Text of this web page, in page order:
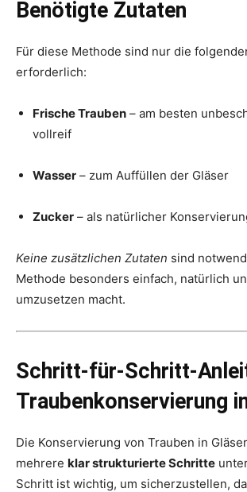
Benötigte Zutaten
Für diese Methode sind nur die
erforderlich:
Frische Trauben – am besten
vollreif
Wasser – zum Auffüllen der Gläser
Zucker – als natürlicher
Keine zusätzlichen Zutaten sind
Methode besonders einfach, natürlich
umzusetzen macht.
Schritt-für-Schritt-
Traubenkonservierung
Die Konservierung von Trauben in
mehrere klar strukturierte Schritte
Schritt ist wichtig, um sicherzustellen,